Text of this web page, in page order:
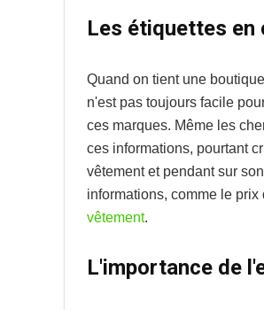
Les étiquettes
Quand on tient une
n'est pas toujours facile
ces marques. Même les
ces informations, pourtant
vêtement et pendant sur
informations, comme le
vêtement.
L'importance de